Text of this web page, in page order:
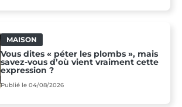
MAISON
Vous dites « péter les plombs », mais
savez-vous d’où vient vraiment cette
expression ?
Publié le 04/08/2026